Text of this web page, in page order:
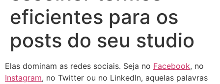
eficientes para os
posts do seu studio
Elas dominam as redes sociais. Seja no Facebook, no
Instagram, no Twitter ou no LinkedIn, aquelas palavras